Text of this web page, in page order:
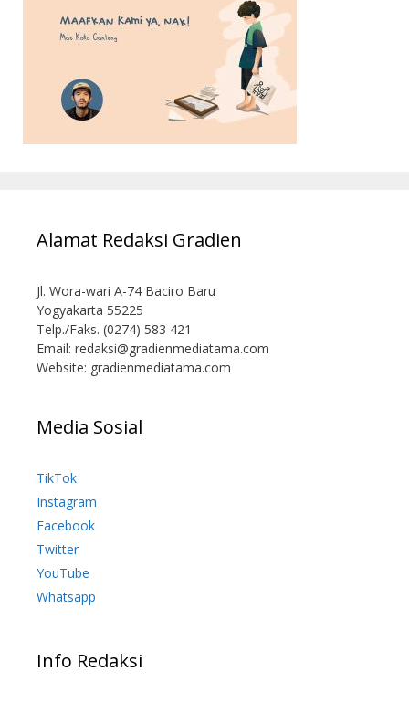
Alamat Redaksi Gradien
Jl. Wora-wari A-74 Baciro Baru
Yogyakarta 55225
Telp./Faks. (0274) 583 421
Email: redaksi@gradienmediatama.com
Website: gradienmediatama.com
Media Sosial
TikTok
Instagram
Facebook
Twitter
YouTube
Whatsapp
Info Redaksi